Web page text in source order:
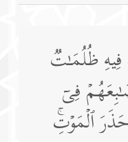
ظُلُمَـٰتࣱ
فِیۤ
ٱلۡمَوۡتِۚ